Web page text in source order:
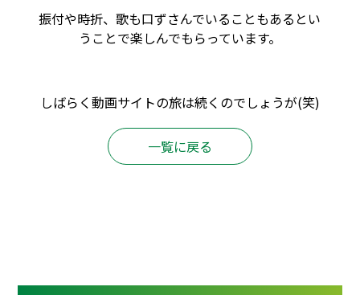
振付や時折、歌も口ずさんでいることもあるとい
うことで楽しんでもらっています。
しばらく動画サイトの旅は続くのでしょうが(笑)
一覧に戻る